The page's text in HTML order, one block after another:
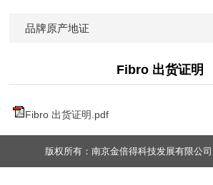
品牌原产地证
Fibro 出货证明
Fibro 出货证明.pdf
版权所有：南京金倍得科技发展有限公